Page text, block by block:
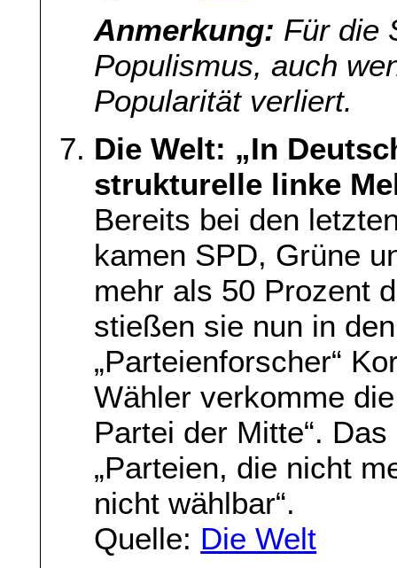
Anmerkung: Für die
Populismus, auch
Popularität verliert.
Die Welt: „In
strukturelle linke
Bereits bei den
kamen SPD, Grüne
mehr als 50 Prozent
stießen sie nun in
„Parteienforscher“
Wähler verkomme
Partei der Mitte“.
„Parteien, die nicht
nicht wählbar“.
Quelle: Die Welt